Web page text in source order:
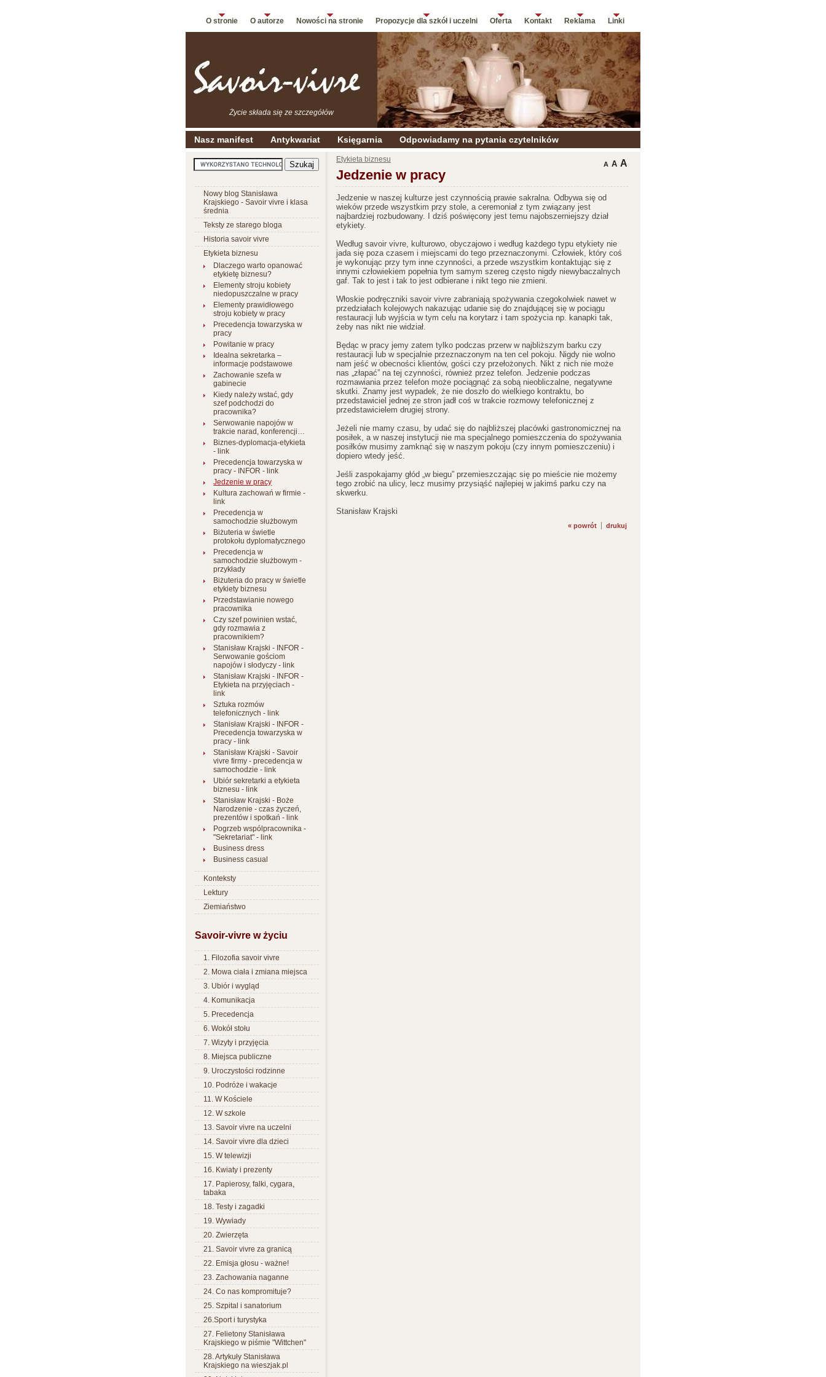
O stronie O autorze Nowości na stronie Propozycje dla szkół i uczelni Oferta Kontakt Reklama Linki
Życie składa się ze szczegółów
Etykieta biznesu
Nasz manifest Antykwariat Księgarnia Odpowiadamy na pytania czytelników
Nowy blog Stanisława
Krajskiego - Savoir vivre i klasa
średnia
Teksty ze starego bloga
Historia savoir vivre
Etykieta biznesu
Dlaczego warto opanować
etykietę biznesu?
Elementy stroju kobiety
niedopuszczalne w pracy
Elementy prawidłowego
stroju kobiety w pracy
Precedencja towarzyska w
pracy
Powitanie w pracy
Idealna sekretarka –
informacje podstawowe
Zachowanie szefa w
gabinecie
Kiedy należy wstać, gdy
szef podchodzi do
pracownika?
Serwowanie napojów w
trakcie narad, konferencji…
Biznes-dyplomacja-etykieta
- link
Precedencja towarzyska w
pracy - INFOR - link
Jedzenie w pracy
Kultura zachowań w firmie -
link
Precedencja w
samochodzie służbowym
Biżuteria w świetle
protokołu dyplomatycznego
Precedencja w
samochodzie służbowym -
przykłady
Biżuteria do pracy w świetle
etykiety biznesu
Przedstawianie nowego
pracownika
Czy szef powinien wstać,
gdy rozmawia z
pracownikiem?
Stanisław Krajski - INFOR -
Serwowanie gościom
napojów i słodyczy - link
Stanisław Krajski - INFOR -
Etykieta na przyjęciach -
link
Sztuka rozmów
telefonicznych - link
Stanisław Krajski - INFOR -
Precedencja towarzyska w
pracy - link
Stanisław Krajski - Savoir
vivre firmy - precedencja w
samochodzie - link
Ubiór sekretarki a etykieta
biznesu - link
Stanisław Krajski - Boże
Narodzenie - czas życzeń,
prezentów i spotkań - link
Pogrzeb wspólpracownika -
"Sekretariat" - link
Business dress
Business casual
Konteksty
Lektury
Ziemiaństwo
Savoir-vivre w życiu
1. Filozofia savoir vivre
2. Mowa ciała i zmiana miejsca
3. Ubiór i wygląd
4. Komunikacja
5. Precedencja
6. Wokół stołu
7. Wizyty i przyjęcia
8. Miejsca publiczne
9. Uroczystości rodzinne
10. Podróże i wakacje
11. W Kościele
12. W szkole
13. Savoir vivre na uczelni
14. Savoir vivre dla dzieci
15. W telewizji
16. Kwiaty i prezenty
17. Papierosy, falki, cygara,
tabaka
18. Testy i zagadki
19. Wywiady
20. Zwierzęta
21. Savoir vivre za granicą
22. Emisja głosu - ważne!
23. Zachowania naganne
24. Co nas kompromituje?
25. Szpital i sanatorium
26.Sport i turystyka
27. Felietony Stanisława
Krajskiego w piśmie "Wittchen"
28. Artykuły Stanisława
Krajskiego na wieszjak.pl
A A A
Jedzenie w pracy
Jedzenie w naszej kulturze jest czynnością prawie sakralna. Odbywa się od
wieków przede wszystkim przy stole, a ceremoniał z tym związany jest
najbardziej rozbudowany. I dziś poświęcony jest temu najobszerniejszy dział
etykiety.
Według savoir vivre, kulturowo, obyczajowo i według każdego typu etykiety nie
jada się poza czasem i miejscami do tego przeznaczonymi. Człowiek, który coś
je wykonując przy tym inne czynności, a przede wszystkim kontaktując się z
innymi człowiekiem popełnia tym samym szereg często nigdy niewybaczalnych
gaf. Tak to jest i tak to jest odbierane i nikt tego nie zmieni.
Włoskie podręczniki savoir vivre zabraniają spożywania czegokolwiek nawet w
przedziałach kolejowych nakazując udanie się do znajdującej się w pociągu
restauracji lub wyjścia w tym celu na korytarz i tam spożycia np. kanapki tak,
żeby nas nikt nie widział.
Będąc w pracy jemy zatem tylko podczas przerw w najbliższym barku czy
restauracji lub w specjalnie przeznaczonym na ten cel pokoju. Nigdy nie wolno
nam jeść w obecności klientów, gości czy przełożonych. Nikt z nich nie może
nas „złapać” na tej czynności, również przez telefon. Jedzenie podczas
rozmawiania przez telefon może pociągnąć za sobą nieobliczalne, negatywne
skutki. Znamy jest wypadek, że nie doszło do wielkiego kontraktu, bo
przedstawiciel jednej ze stron jadł coś w trakcie rozmowy telefonicznej z
przedstawicielem drugiej strony.
Jeżeli nie mamy czasu, by udać się do najbliższej placówki gastronomicznej na
posiłek, a w naszej instytucji nie ma specjalnego pomieszczenia do spożywania
posiłków musimy zamknąć się w naszym pokoju (czy innym pomieszczeniu) i
dopiero wtedy jeść.
Jeśli zaspokajamy głód „w biegu” przemieszczając się po mieście nie możemy
tego zrobić na ulicy, lecz musimy przysiąść najlepiej w jakimś parku czy na
skwerku.
Stanisław Krajski
drukuj
« powrót